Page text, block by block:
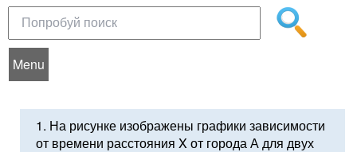
Menu
1. На рисунке изображены графики зависимости
от времени расстояния X от города А для двух